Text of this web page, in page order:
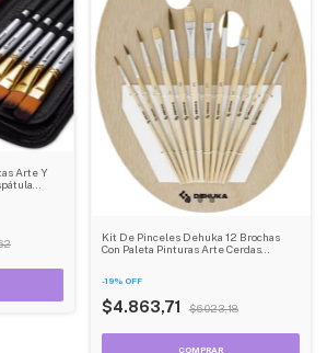
Arte Y
Kit De Pinceles Dehuka 12 Brochas
Con Paleta Pinturas Arte Cerdas
-19% OFF
$4.863,71 $6.023,18